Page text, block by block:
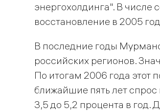
энергохолдинга". В числе
восстановление в 2005
В последние годы
российских регионов.
По итогам 2006 года этот
ближайшие пять лет спрос
3,5 до 5,2 процента в год.